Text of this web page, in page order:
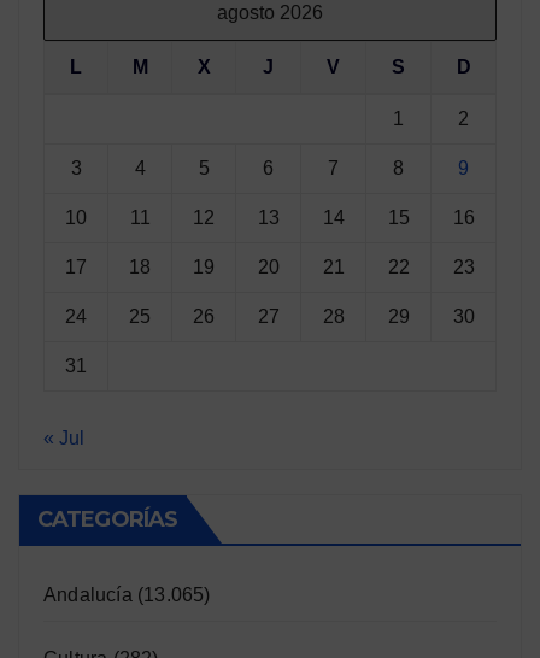
agosto 2026
L M X J V S D
1 2
3 4 5 6 7 8 9
10 11 12 13 14 15 16
17 18 19 20 21 22 23
24 25 26 27 28 29 30
31
« Jul
CATEGORÍAS
Andalucía (13.065)